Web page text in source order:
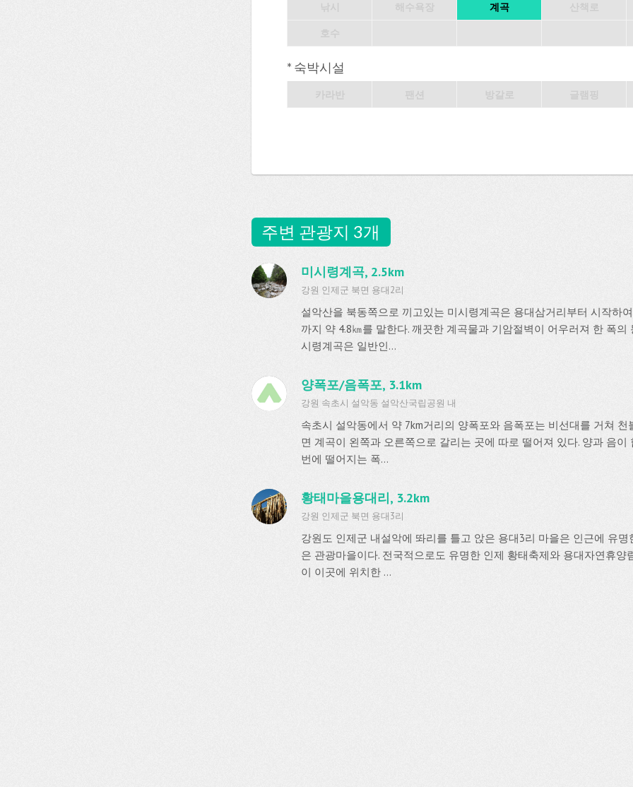
계곡
* 숙박시설
주변 관광지 3개
미시령계곡, 2.5km
강원 인제군 북면 용대2리
설악산을 북동쪽으로 끼고있는 미시령계곡은 용대삼거리부터 시작하
까지 약 4.8㎞를 말한다. 깨끗한 계곡물과 기암절벽이 어우러져 한 폭의
시령계곡은 일반인...
양폭포/음폭포, 3.1km
강원 속초시 설악동 설악산국립공원 내
속초시 설악동에서 약 7km거리의 양폭포와 음폭포는 비선대를 거쳐
면 계곡이 왼쪽과 오른쪽으로 갈리는 곳에 따로 떨어져 있다. 양과 음이
번에 떨어지는 폭...
황태마을용대리, 3.2km
강원 인제군 북면 용대3리
강원도 인제군 내설악에 똬리를 틀고 앉은 용대3리 마을은 인근에 유
은 관광마을이다. 전국적으로도 유명한 인제 황태축제와 용대자연휴양
이 이곳에 위치한 ...